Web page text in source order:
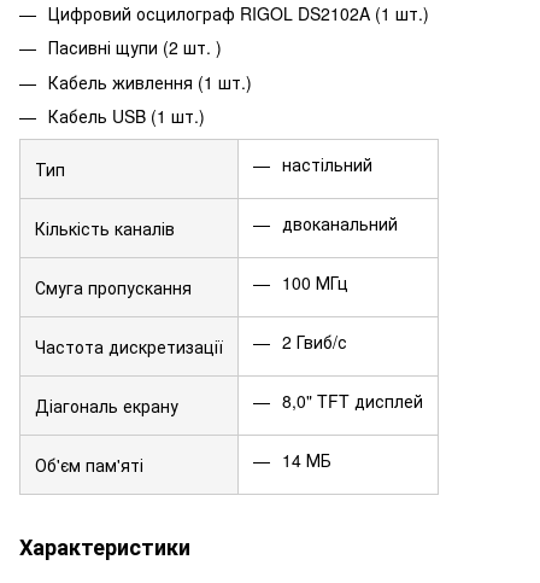
Цифровий осцилограф RIGOL DS2102A (1 шт.)
Пасивні щупи (2 шт. )
Кабель живлення (1 шт.)
Кабель USB (1 шт.)
Тип настільний
Кількість каналів двоканальний
Смуга пропускання 100 МГц
Частота дискретизації 2 Гвиб/с
Діагональ екрану 8,0" TFT дисплей
Об'єм пам'яті 14 МБ
Характеристики